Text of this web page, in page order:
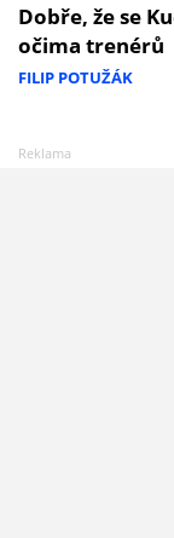
Dobře, že se
očima trenérů
FILIP POTUŽÁK